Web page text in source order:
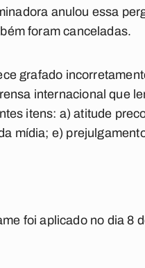
anulou essa
foram canceladas.
grafado
internacional que
itens: a) atitude
mídia; e)
foi aplicado no dia 8